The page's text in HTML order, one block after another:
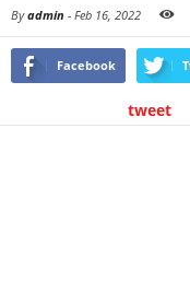
Byadmin - Feb 16, 2022
Facebook
tweet